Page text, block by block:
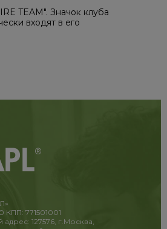
TEAM". Значок клуба
входят в его
КПП: 771501001
127576, г.Москва,